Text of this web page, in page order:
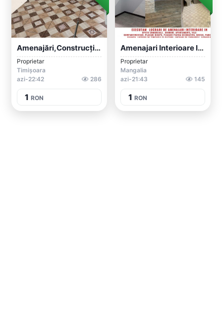
Amenajări,construcții,interioare,izolați...
Proprietar
Timișoara
azi-22:42
286
1 RON
Amenajari Interioare In Mun Mangalia Si...
Proprietar
Mangalia
azi-21:43
145
1 RON